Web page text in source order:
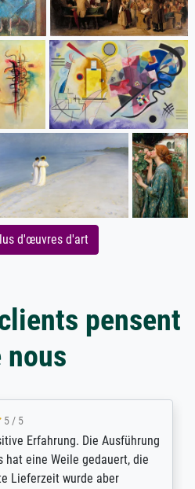
d'œuvres d'art
pensent
nous
Die Ausführung
Weile gedauert, die
wurde aber